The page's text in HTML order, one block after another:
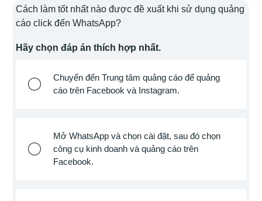
Cách làm tốt nhất nào được đề xuất khi sử dụng quảng
cáo click đến WhatsApp?
Hãy chọn đáp án thích hợp nhất.
Chuyển đến Trung tâm quảng cáo để quảng
cáo trên Facebook và Instagram.
Mở WhatsApp và chọn cài đặt, sau đó chọn
công cụ kinh doanh và quảng cáo trên
Facebook.